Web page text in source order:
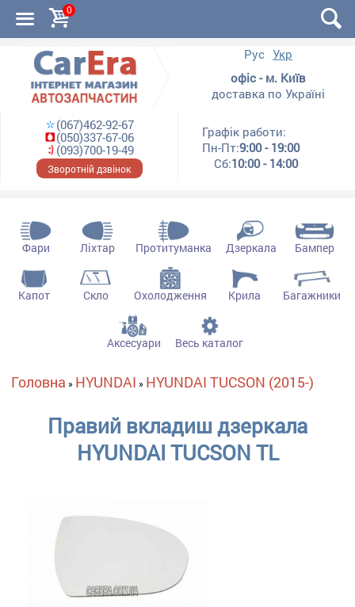
0
Рус Укр
офіс - м. Київ
доставка по Україні
(067)462-92-67
(050)337-67-06
(093)700-19-49
Зворотній дзвінок
Графік работи:
Пн-Пт:9:00 - 19:00
Сб:10:00 - 14:00
Фари Ліхтар Протитуманка Дзеркала Бампер
Капот Скло Охолодження Крила Багажники
Аксесуари Весь каталог
Ви є тут
Головна » HYUNDAI » HYUNDAI TUCSON (2015-)
Правий вкладиш дзеркала
HYUNDAI TUCSON TL